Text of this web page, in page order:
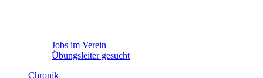
Jobs im Verein
Übungsleiter gesucht
Chronik